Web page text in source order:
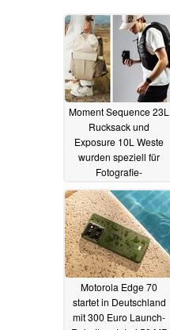
Moment Sequence 23L
Rucksack und
Exposure 10L Weste
wurden speziell für
Fotografie-
Enthusiasten
entwickelt29.10.2025
Motorola Edge 70
startet in Deutschland
mit 300 Euro Launch-